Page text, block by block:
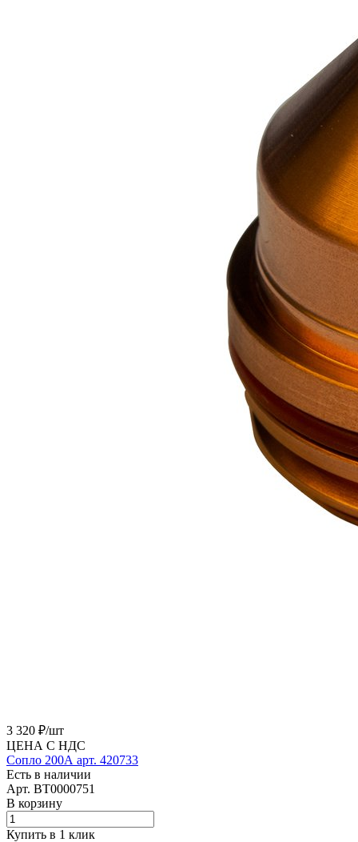
3 320 ₽/шт
ЦЕНА С НДС
Сопло 200А арт. 420733
Есть в наличии
Арт. BT0000751
В корзину
Купить в 1 клик